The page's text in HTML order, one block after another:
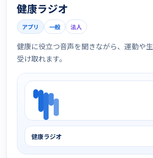
健康ラジオ
アプリ 一般 法人
健康に役立つ音声を聞きながら、運動や
受け取れます。
健康ラジオ